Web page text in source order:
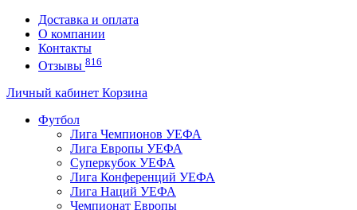
Доставка и оплата
О компании
Контакты
Отзывы 816
Личный кабинет Корзина
Футбол
Лига Чемпионов УЕФА
Лига Европы УЕФА
Суперкубок УЕФА
Лига Конференций УЕФА
Лига Наций УЕФА
Чемпионат Европы